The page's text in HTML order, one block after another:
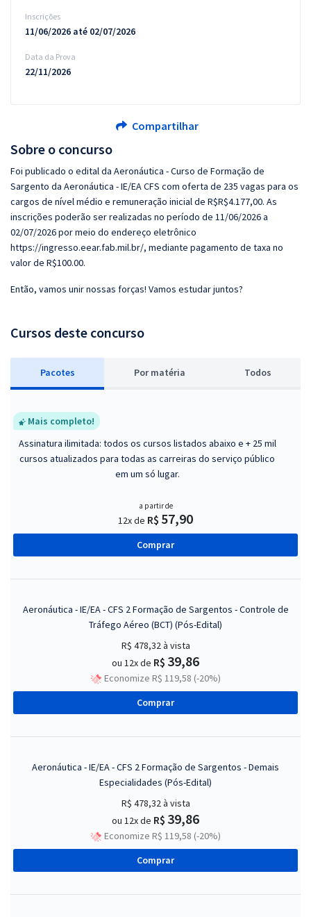
Sobre o concurso
Foi publicado o edital da Aeronáutica - Curso de Formação de
Sargento da Aeronáutica - IE/EA CFS com oferta de 235 vagas para os
cargos de nível médio e remuneração inicial de R$R$4.177,00. As
inscrições poderão ser realizadas no período de 11/06/2026 a
02/07/2026 por meio do endereço eletrônico
https://ingresso.eear.fab.mil.br/, mediante pagamento de taxa no
valor de R$100.00.
Então, vamos unir nossas forças! Vamos estudar juntos?
Cursos deste concurso
Pacotes Por matéria Todos
Mais completo!
Assinatura ilimitada: todos os cursos listados abaixo e + 25 mil
cursos atualizados para todas as carreiras do serviço público
em um só lugar.
a partir de
12x de R$ 57,90
Comprar
Aeronáutica - IE/EA - CFS 2 Formação de Sargentos - Controle de
Tráfego Aéreo (BCT) (Pós-Edital)
R$ 478,32 à vista
ou 12x de R$ 39,86
Economize R$ 119,58 (-20%)
Comprar
Aeronáutica - IE/EA - CFS 2 Formação de Sargentos - Demais
Especialidades (Pós-Edital)
R$ 478,32 à vista
ou 12x de R$ 39,86
Economize R$ 119,58 (-20%)
Comprar
Inscrições
11/06/2026 até 02/07/2026
Data da Prova
22/11/2026
Compartilhar